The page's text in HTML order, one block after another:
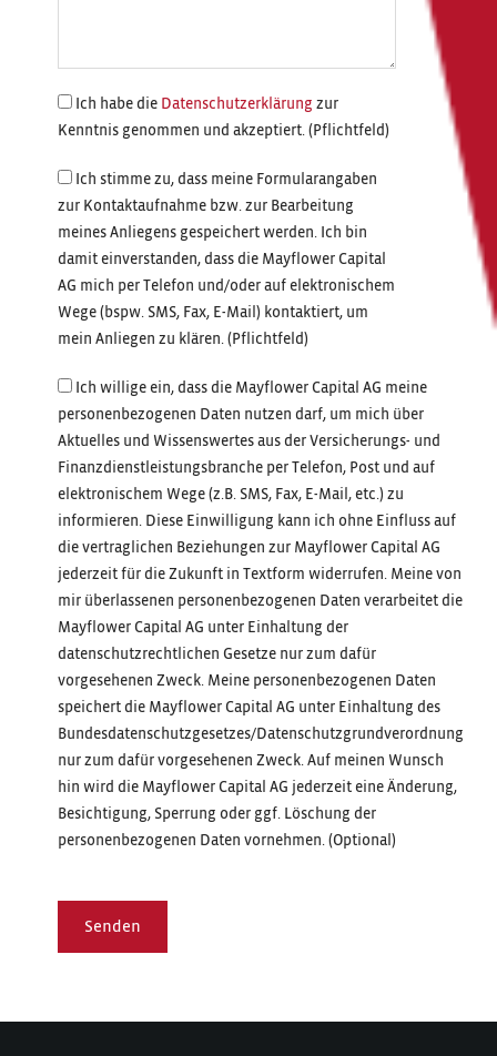
Ich habe die Datenschutzerklärung zur
Kenntnis genommen und akzeptiert. (Pflichtfeld)
Ich stimme zu, dass meine Formularangaben
zur Kontaktaufnahme bzw. zur Bearbeitung
meines Anliegens gespeichert werden. Ich bin
damit einverstanden, dass die Mayflower Capital
AG mich per Telefon und/oder auf elektronischem
Wege (bspw. SMS, Fax, E-Mail) kontaktiert, um
mein Anliegen zu klären. (Pflichtfeld)
Ich willige ein, dass die Mayflower Capital AG meine
personenbezogenen Daten nutzen darf, um mich über
Aktuelles und Wissenswertes aus der Versicherungs- und
Finanzdienstleistungsbranche per Telefon, Post und auf
elektronischem Wege (z.B. SMS, Fax, E-Mail, etc.) zu
informieren. Diese Einwilligung kann ich ohne Einfluss auf
die vertraglichen Beziehungen zur Mayflower Capital AG
jederzeit für die Zukunft in Textform widerrufen. Meine von
mir überlassenen personenbezogenen Daten verarbeitet die
Mayflower Capital AG unter Einhaltung der
datenschutzrechtlichen Gesetze nur zum dafür
vorgesehenen Zweck. Meine personenbezogenen Daten
speichert die Mayflower Capital AG unter Einhaltung des
Bundesdatenschutzgesetzes/Datenschutzgrundverordnung
nur zum dafür vorgesehenen Zweck. Auf meinen Wunsch
hin wird die Mayflower Capital AG jederzeit eine Änderung,
Besichtigung, Sperrung oder ggf. Löschung der
personenbezogenen Daten vornehmen. (Optional)
Senden